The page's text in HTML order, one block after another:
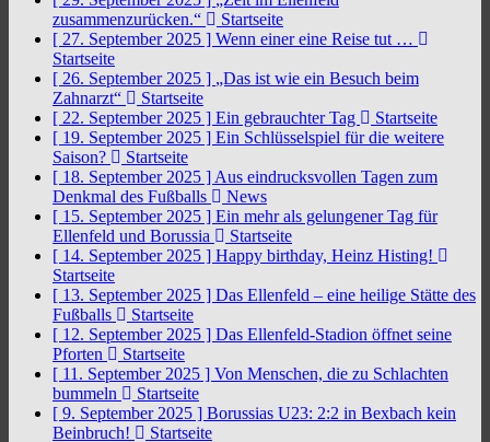
zusammenzurücken.“
Startseite
[ 27. September 2025 ] Wenn einer eine Reise tut …
Startseite
[ 26. September 2025 ] „Das ist wie ein Besuch beim
Zahnarzt“
Startseite
[ 22. September 2025 ] Ein gebrauchter Tag
Startseite
[ 19. September 2025 ] Ein Schlüsselspiel für die weitere
Saison?
Startseite
[ 18. September 2025 ] Aus eindrucksvollen Tagen zum
Denkmal des Fußballs
News
[ 15. September 2025 ] Ein mehr als gelungener Tag für
Ellenfeld und Borussia
Startseite
[ 14. September 2025 ] Happy birthday, Heinz Histing!
Startseite
[ 13. September 2025 ] Das Ellenfeld – eine heilige Stätte des
Fußballs
Startseite
[ 12. September 2025 ] Das Ellenfeld-Stadion öffnet seine
Pforten
Startseite
[ 11. September 2025 ] Von Menschen, die zu Schlachten
bummeln
Startseite
[ 9. September 2025 ] Borussias U23: 2:2 in Bexbach kein
Beinbruch!
Startseite